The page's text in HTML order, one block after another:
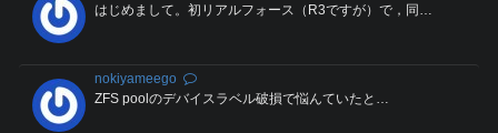
はじめまして。初リアルフォース（R3ですが）で，同…
nokiyameego
ZFS poolのデバイスラベル破損で悩んていたと…